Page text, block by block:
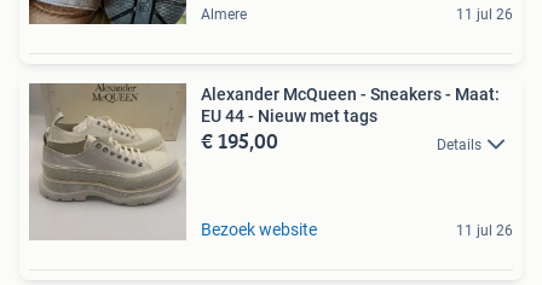
Almere 11 jul 26
Alexander McQueen - Sneakers - Maat:
EU 44 - Nieuw met tags
€ 195,00 Details
Bezoek website 11 jul 26